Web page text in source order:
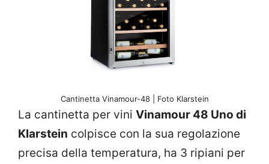
Cantinetta Vinamour-48 | Foto Klarstein
La cantinetta per vini Vinamour 48 Uno di
Klarstein colpisce con la sua regolazione
precisa della temperatura, ha 3 ripiani per